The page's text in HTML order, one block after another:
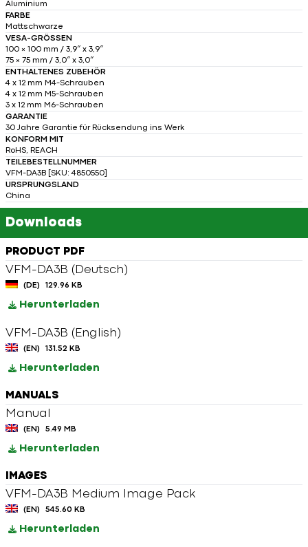
Aluminium
FARBE
Mattschwarze
VESA-GRÖSSEN
100 × 100 mm / 3,9″ x 3,9″
75 × 75 mm / 3,0″ x 3,0″
ENTHALTENES ZUBEHÖR
4 x 12 mm M4-Schrauben
4 x 12 mm M5-Schrauben
3 x 12 mm M6-Schrauben
GARANTIE
30 Jahre Garantie für Rücksendung ins Werk
KONFORM MIT
RoHS, REACH
TEILEBESTELLNUMMER
VFM-DA3B [SKU: 4850550]
URSPRUNGSLAND
China
Downloads
PRODUCT PDF
VFM-DA3B (Deutsch)
(DE) 129.96 KB
Herunterladen
VFM-DA3B (English)
(EN) 131.52 KB
Herunterladen
MANUALS
Manual
(EN) 5.49 MB
Herunterladen
IMAGES
VFM-DA3B Medium Image Pack
(EN) 545.60 KB
Herunterladen